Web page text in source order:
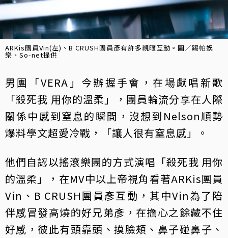
ARKis團員Vin(左)、B CRUSH團員彥有許多親暱互動。圖／踢帕娛
樂、So-net提供
男團「VERA」今辦握手會，在場獻唱新歌
「殺死我 用你的溫柔」，團員輪流分享在人際
關係中感到窒息的瞬間，沒想到Nelson順勢
爆料學文超愛冷戰，「讓人很有窒息感」。
他們自認以搖滾樂團的方式演唱「殺死我 用你
的溫柔」，在MV中以上帝視角看著ARKis團員
Vin、B CRUSH團員彥互動，其中Vin為了陪
伴感冒發高燒的好兄弟彥，在擔心之餘藏不住
好感，彼此有頭靠頭、摸臉頰、鼻子碰鼻子、